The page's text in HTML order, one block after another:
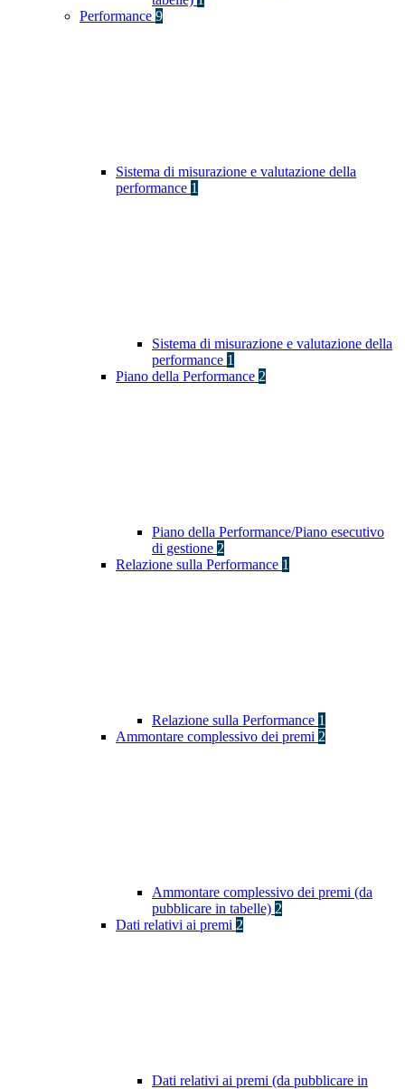
Performance 9
Sistema di misurazione e valutazione della
performance 1
Sistema di misurazione e valutazione della
performance 1
Piano della Performance 2
Piano della Performance/Piano esecutivo
di gestione 2
Relazione sulla Performance 1
Relazione sulla Performance 1
Ammontare complessivo dei premi 2
Ammontare complessivo dei premi (da
pubblicare in tabelle) 2
Dati relativi ai premi 2
Dati relativi ai premi (da pubblicare in